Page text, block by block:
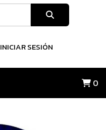
INICIAR SESIÓN
0